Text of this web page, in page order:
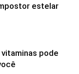
estelar
pode